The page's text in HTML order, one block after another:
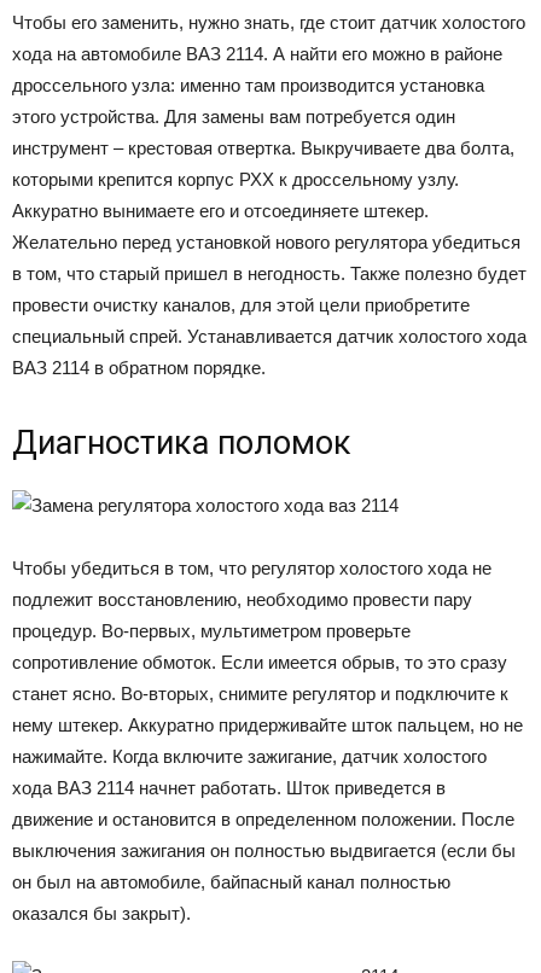
Чтобы его заменить, нужно знать, где стоит датчик холостого
хода на автомобиле ВАЗ 2114. А найти его можно в районе
дроссельного узла: именно там производится установка
этого устройства. Для замены вам потребуется один
инструмент – крестовая отвертка. Выкручиваете два болта,
которыми крепится корпус РХХ к дроссельному узлу.
Аккуратно вынимаете его и отсоединяете штекер.
Желательно перед установкой нового регулятора убедиться
в том, что старый пришел в негодность. Также полезно будет
провести очистку каналов, для этой цели приобретите
специальный спрей. Устанавливается датчик холостого хода
ВАЗ 2114 в обратном порядке.
Диагностика поломок
Чтобы убедиться в том, что регулятор холостого хода не
подлежит восстановлению, необходимо провести пару
процедур. Во-первых, мультиметром проверьте
сопротивление обмоток. Если имеется обрыв, то это сразу
станет ясно. Во-вторых, снимите регулятор и подключите к
нему штекер. Аккуратно придерживайте шток пальцем, но не
нажимайте. Когда включите зажигание, датчик холостого
хода ВАЗ 2114 начнет работать. Шток приведется в
движение и остановится в определенном положении. После
выключения зажигания он полностью выдвигается (если бы
он был на автомобиле, байпасный канал полностью
оказался бы закрыт).